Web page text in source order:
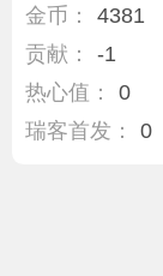
金币：
4381
贡献：
-1
热心值：
0
瑞客首发：
0